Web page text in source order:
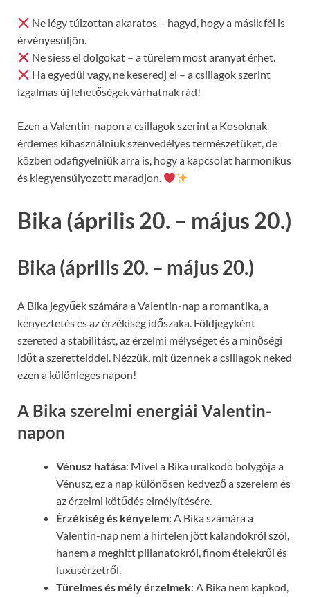
Ne légy túlzottan akaratos – hagyd, hogy a másik fél is
érvényesüljön.
Ne siess el dolgokat – a türelem most aranyat érhet.
Ha egyedül vagy, ne keseredj el – a csillagok szerint
izgalmas új lehetőségek várhatnak rád!
Ezen a Valentin-napon a csillagok szerint a Kosoknak
érdemes kihasználniuk szenvedélyes természetüket, de
közben odafigyelniük arra is, hogy a kapcsolat harmonikus
és kiegyensúlyozott maradjon.
Bika (április 20. – május 20.)
Bika (április 20. – május 20.)
A Bika jegyűek számára a Valentin-nap a romantika, a
kényeztetés és az érzékiség időszaka. Földjegyként
szereted a stabilitást, az érzelmi mélységet és a minőségi
időt a szeretteiddel. Nézzük, mit üzennek a csillagok neked
ezen a különleges napon!
A Bika szerelmi energiái Valentin-
napon
Vénusz hatása: Mivel a Bika uralkodó bolygója a
Vénusz, ez a nap különösen kedvező a szerelem és
az érzelmi kötődés elmélyítésére.
Érzékiség és kényelem: A Bika számára a
Valentin-nap nem a hirtelen jött kalandokról szól,
hanem a meghitt pillanatokról, finom ételekről és
luxusérzetről.
Türelmes és mély érzelmek: A Bika nem kapkod,